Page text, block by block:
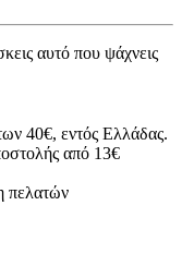
αυτό που ψάχνεις
40€, εντός Ελλάδας.
από 13€
πελατών